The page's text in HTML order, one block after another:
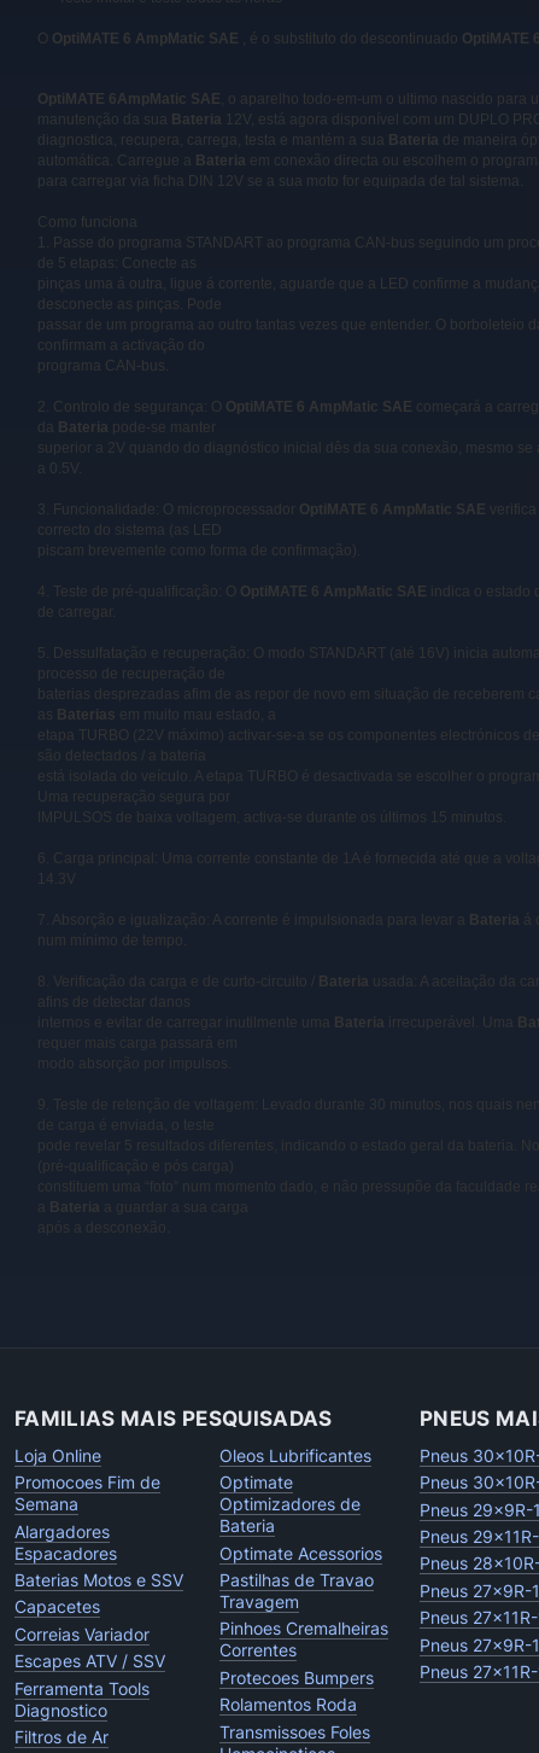
O OptiMATE 6 AmpMatic SAE , é o substituto do descontinuado OptiMATE 6
OptiMATE 6AmpMatic SAE , o aparelho todo-em-um o ultimo nascido para
manutenção da sua Bateria 12V, está agora disponível com um DUPLO
diagnostica, recupera, carrega, testa e mantém a sua Bateria de maneira
automática. Carregue a Bateria em conexão directa ou escolhem o
para carregar via ficha DIN 12V se a sua moto for equipada de tal sistema.
Como funciona
1. Passe do programa STANDART ao programa CAN-bus seguindo um
de 5 etapas: Conecte as
pinças uma á outra, ligue á corrente, aguarde que a LED confirme a
desconecte as pinças. Pode
passar de um programa ao outro tantas vezes que entender. O borboleteio
confirmam a activação do
programa CAN-bus.
2. Controlo de segurança: O OptiMATE 6 AmpMatic SAE começará a
da Bateria pode-se manter
superior a 2V quando do diagnóstico inicial dês da sua conexão, mesmo se
a 0.5V.
3. Funcionalidade: O microprocessador OptiMATE 6 AmpMatic SAE
correcto do sistema (as LED
piscam brevemente como forma de confirmação).
4. Teste de pré-qualificação: O OptiMATE 6 AmpMatic SAE indica o estado
de carregar.
5. Dessulfatação e recuperação: O modo STANDART (até 16V) inicia
processo de recuperação de
baterias desprezadas afim de as repor de novo em situação de receberem
as Baterias em muito mau estado, a
etapa TURBO (22V máximo) activar-se-a se os componentes electrónicos
são detectados / a bateria
está isolada do veículo. A etapa TURBO é desactivada se escolher o
Uma recuperação segura por
IMPULSOS de baixa voltagem, activa-se durante os últimos 15 minutos.
6. Carga principal: Uma corrente constante de 1A é fornecida até que a
14.3V
7. Absorção e igualização: A corrente é impulsionada para levar a Bateria á
num mínimo de tempo.
8. Verificação da carga e de curto-circuito / Bateria usada: A aceitação da
afins de detectar danos
internos e evitar de carregar inutilmente uma Bateria irrecuperável. Uma
requer mais carga passará em
modo absorção por impulsos.
9. Teste de retenção de voltagem: Levado durante 30 minutos, nos quais
de carga é enviada, o teste
pode revelar 5 resultados diferentes, indicando o estado geral da bateria.
(pré-qualificação e pós carga)
constituem uma “foto” num momento dado, e não pressupõe da faculdade
a Bateria a guardar a sua carga
após a desconexão.
FAMILIAS MAIS PESQUISADAS
Loja Online
Promocoes Fim de
Semana
Alargadores
Espacadores
Baterias Motos e SSV
Capacetes
Correias Variador
Escapes ATV / SSV
Ferramenta Tools
Diagnostico
Filtros de Ar
Oleos Lubrificantes
Optimate
Optimizadores de
Bateria
Optimate Acessorios
Pastilhas de Travao
Travagem
Pinhoes Cremalheiras
Correntes
Protecoes Bumpers
Rolamentos Roda
Transmissoes Foles
PNEUS
Pneus
Pneus
Pneus 29x9R-
Pneus
Pneus
Pneus 27x9R-
Pneus
Pneus 27x9R-
Pneus